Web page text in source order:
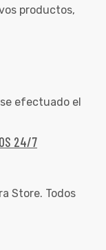
productos,
efectuado el
24/7
Store. Todos